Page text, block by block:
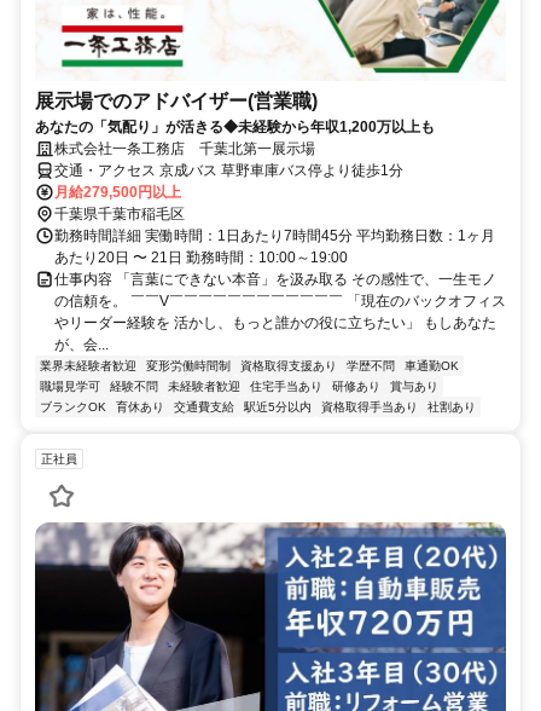
展示場でのアドバイザー(営業職)
あなたの「気配り」が活きる◆未経験から年収1,200万以上も
株式会社一条工務店 千葉北第一展示場
交通・アクセス 京成バス 草野車庫バス停より徒歩1分
月給279,500円以上
千葉県千葉市稲毛区
勤務時間詳細 実働時間：1日あたり7時間45分 平均勤務日数：1ヶ月
あたり20日 〜 21日 勤務時間：10:00～19:00
仕事内容 「言葉にできない本音」を汲み取る その感性で、一生モノ
の信頼を。 ￣￣V￣￣￣￣￣￣￣￣￣￣￣￣ 「現在のバックオフィス
やリーダー経験を 活かし、もっと誰かの役に立ちたい」 もしあなた
が、会...
業界未経験者歓迎 変形労働時間制 資格取得支援あり 学歴不問
車通勤OK
職場見学可
経験不問 未経験者歓迎 住宅手当あり 研修あり
賞与あり
ブランクOK
育休あり 交通費支給 駅近5分以内 資格取得手当あり 社割あり
正社員